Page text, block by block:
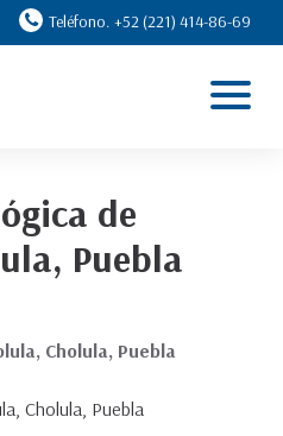
Teléfono. +52 (221) 414-86-69
de
Puebla
Cholula, Puebla
Cholula, Puebla